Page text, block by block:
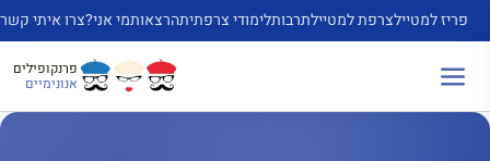
לדלג
לתוכן
פריז למטיילצרפת למטיילתרבותלימודי צרפתיתהרצאותמי אני?צרו איתי קשר
פרנקופילים
אנונימיים